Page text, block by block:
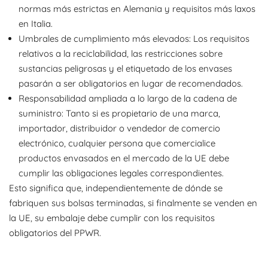
normas más estrictas en Alemania y requisitos más laxos
en Italia.
Umbrales de cumplimiento más elevados: Los requisitos
relativos a la reciclabilidad, las restricciones sobre
sustancias peligrosas y el etiquetado de los envases
pasarán a ser obligatorios en lugar de recomendados.
Responsabilidad ampliada a lo largo de la cadena de
suministro: Tanto si es propietario de una marca,
importador, distribuidor o vendedor de comercio
electrónico, cualquier persona que comercialice
productos envasados ​​en el mercado de la UE debe
cumplir las obligaciones legales correspondientes.
Esto significa que, independientemente de dónde se
fabriquen sus bolsas terminadas, si finalmente se venden en
la UE, su embalaje debe cumplir con los requisitos
obligatorios del PPWR.